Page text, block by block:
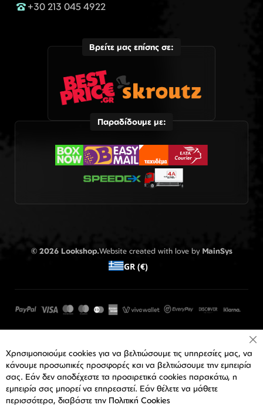
+30 213 045 4922
Βρείτε μας επίσης σε:
Παραδίδουμε με:
© 2026 Lookshop.Website created with love by MainSys
GR (€)
Χρησιμοποιούμε cookies για να βελτιώσουμε τις υπηρεσίες μας, να
κάνουμε προσωπικές προσφορές και να βελτιώσουμε την εμπειρία
σας. Εάν δεν αποδέχεστε τα προαιρετικά cookies παρακάτω, η
εμπειρία σας μπορεί να επηρεαστεί. Εάν θέλετε να μάθετε
περισσότερα, διαβάστε την Πολιτική Cookies